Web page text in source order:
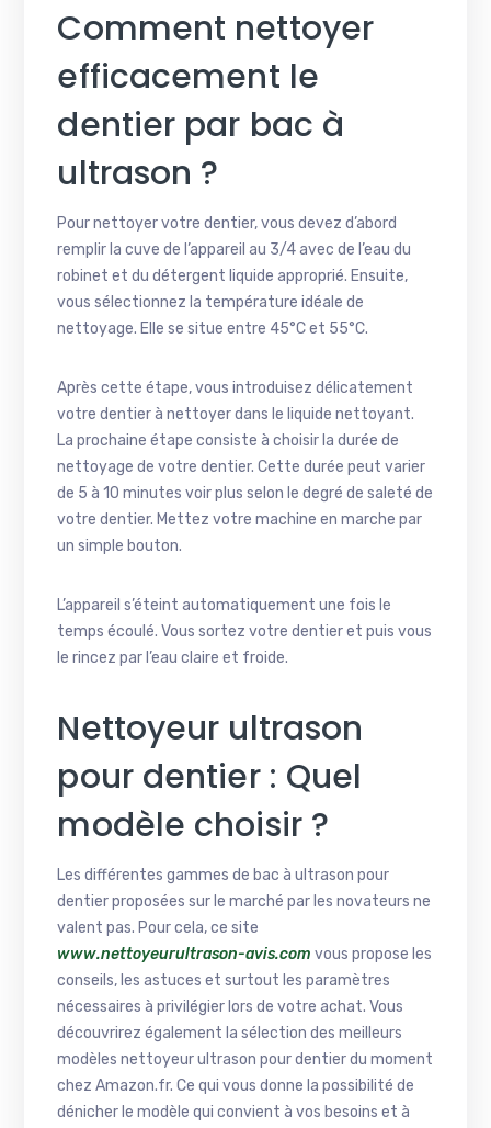
Comment nettoyer
efficacement le
dentier par bac à
ultrason ?
Pour nettoyer votre dentier, vous devez d’abord
remplir la cuve de l’appareil au 3/4 avec de l’eau du
robinet et du détergent liquide approprié. Ensuite,
vous sélectionnez la température idéale de
nettoyage. Elle se situe entre 45°C et 55°C.
Après cette étape, vous introduisez délicatement
votre dentier à nettoyer dans le liquide nettoyant.
La prochaine étape consiste à choisir la durée de
nettoyage de votre dentier. Cette durée peut varier
de 5 à 10 minutes voir plus selon le degré de saleté de
votre dentier. Mettez votre machine en marche par
un simple bouton.
L’appareil s’éteint automatiquement une fois le
temps écoulé. Vous sortez votre dentier et puis vous
le rincez par l’eau claire et froide.
Nettoyeur ultrason
pour dentier : Quel
modèle choisir ?
Les différentes gammes de bac à ultrason pour
dentier proposées sur le marché par les novateurs ne
valent pas. Pour cela, ce site
www.nettoyeurultrason-avis.com vous propose les
conseils, les astuces et surtout les paramètres
nécessaires à privilégier lors de votre achat. Vous
découvrirez également la sélection des meilleurs
modèles nettoyeur ultrason pour dentier du moment
chez Amazon.fr. Ce qui vous donne la possibilité de
dénicher le modèle qui convient à vos besoins et à